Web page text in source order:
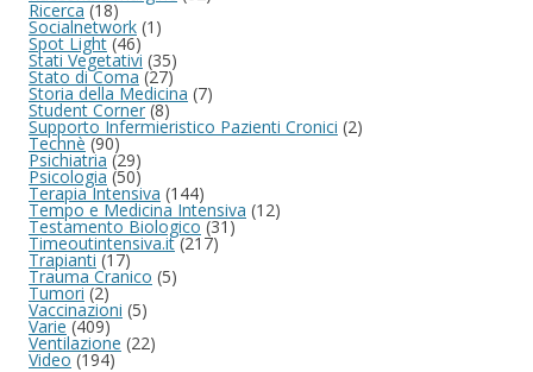
Ricerca(18)
Socialnetwork (1)
Spot Light(46)
Stati Vegetativi (35)
Stato di Coma(27)
Storia della Medicina (7)
Student Corner(8)
Supporto Infermieristico Pazienti Cronici (2)
Technè(90)
Psichiatria (29)
Psicologia (50)
Terapia Intensiva (144)
Tempo e Medicina Intensiva (12)
Testamento Biologico(31)
Timeoutintensiva.it(217)
Trapianti(17)
Trauma Cranico (5)
Tumori(2)
Vaccinazioni (5)
Varie(409)
Ventilazione (22)
Video(194)